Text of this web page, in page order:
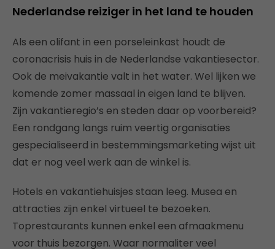
Nederlandse reiziger in het land te houden
Als een olifant in een porseleinkast houdt de
coronacrisis huis in de Nederlandse vakantiesector.
Ook de meivakantie valt in het water. Wel lijken we
komende zomer massaal in eigen land te blijven.
Zijn vakantieregio’s en steden daar op voorbereid?
Een rondgang langs ruim veertig organisaties
gespecialiseerd in bestemmingsmarketing wijst uit
dat er nog veel werk aan de winkel is.
Hotels en vakantiehuisjes staan leeg. Musea en
attracties zijn enkel virtueel te bezoeken.
Toprestaurants kunnen enkel een afmaakmenu
voor thuis bezorgen. Waar normaliter veel